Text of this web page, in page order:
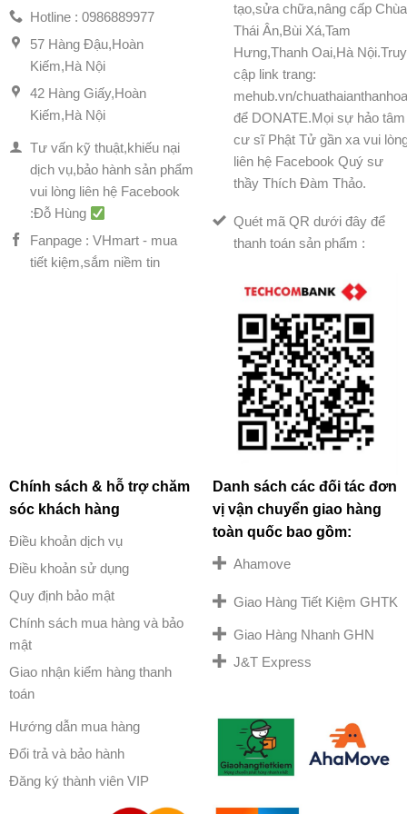
Hotline : 0986889977
57 Hàng Đậu,Hoàn
Kiếm,Hà Nội
42 Hàng Giấy,Hoàn
Kiếm,Hà Nội
Tư vấn kỹ thuật,khiếu nại
dịch vụ,bảo hành sản phẩm
vui lòng liên hệ Facebook
:Đỗ Hùng
Fanpage : VHmart - mua
tiết kiệm,sắm niềm tin
tạo,sửa chữa,nâng cấp Chùa
Thái Ân,Bùi Xá,Tam
Hưng,Thanh Oai,Hà Nội.Truy
cập link trang:
mehub.vn/
để DONATE.Mọi sự hảo tâm
cư sĩ Phật Tử gần xa vui
liên hệ Facebook Quý sư
thầy Thích Đàm Thảo.
Quét mã QR dưới đây để
thanh toán sản phẩm :
Chính sách & hỗ trợ chăm
sóc khách hàng
Điều khoản dịch vụ
Điều khoản sử dụng
Quy định bảo mật
Chính sách mua hàng và bảo
mật
Giao nhận kiểm hàng thanh
toán
Hướng dẫn mua hàng
Đổi trả và bảo hành
Đăng ký thành viên VIP
Danh sách các đối tác đơn
vị vận chuyển giao hàng
toàn quốc bao gồm:
Ahamove
Giao Hàng Tiết Kiệm GHTK
Giao Hàng Nhanh GHN
J&T Express